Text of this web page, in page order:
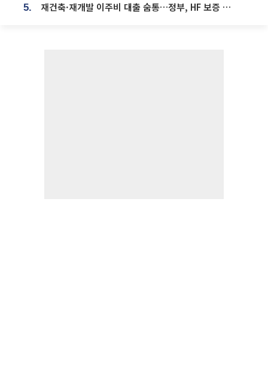
5. 재건축·재개발 이주비 대출 숨통…정부, HF 보증 신설 추진